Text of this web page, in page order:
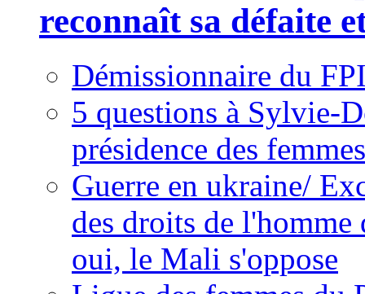
reconnaît sa défaite
Démissionnaire du
5 questions à Sylvie-
présidence des
Guerre en ukraine/
des droits de
oui, le Mali s'oppose